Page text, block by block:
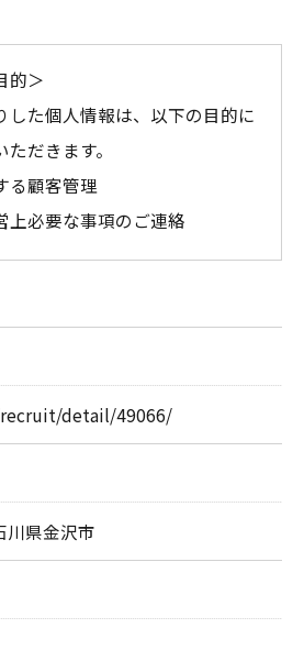
的＞
した個人情報は、以下の目的に
だきます。
る顧客管理
上必要な事項のご連絡
意を得た場合または法令に定め
ついて＞
達成に必要な範囲において、
を行います。
detail/49066/
川県金沢市